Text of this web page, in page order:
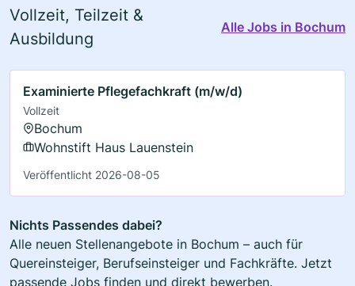
Vollzeit, Teilzeit &
Ausbildung
Alle Jobs in Bochum
Examinierte Pflegefachkraft (m/w/d)
Vollzeit
Bochum
Wohnstift Haus Lauenstein
Veröffentlicht 2026-08-05
Nichts Passendes dabei?
Alle neuen Stellenangebote in Bochum – auch für
Quereinsteiger, Berufseinsteiger und Fachkräfte. Jetzt
passende Jobs finden und direkt bewerben.